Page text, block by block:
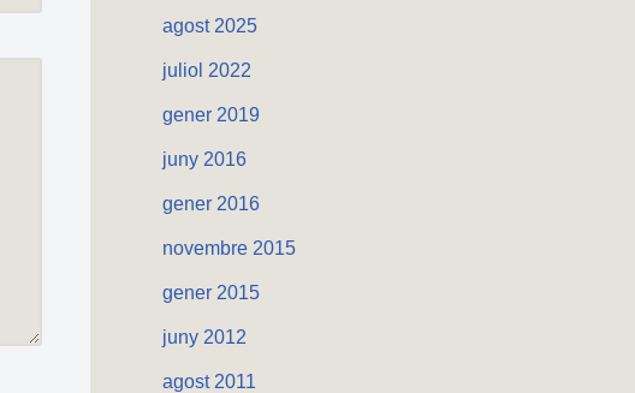
agost 2025
juliol 2022
gener 2019
juny 2016
gener 2016
novembre 2015
gener 2015
juny 2012
agost 2011